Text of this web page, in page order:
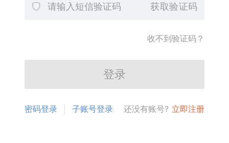
获取验证码
收不到验证码？
登录
密码登录 子账号登录 还没有账号? 立即注册